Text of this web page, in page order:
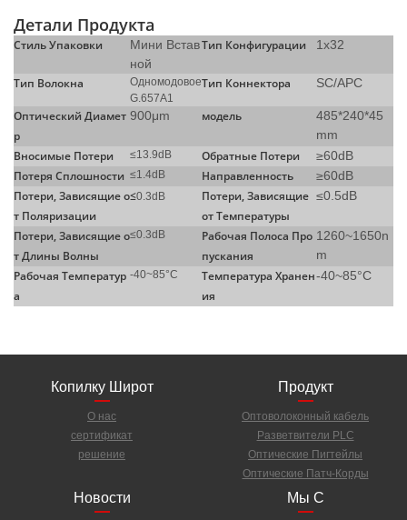
Детали Продукта
Стиль Упаковки
Мини Встав
ной
Тип Конфигурации 1x32
Тип Волокна
Одномодовое
G.657A1
Тип Коннектора SC/APC
Оптический Диамет
р
900μm модель
485*240*45
mm
Вносимые Потери ≤13.9dB Обратные Потери ≥60dB
Потеря Сплошности ≤1.4dB Направленность ≥60dB
Потери, Зависящие о
т Поляризации
≤0.3dB
Потери, Зависящие
от Температуры
≤0.5dB
Потери, Зависящие о
т Длины Волны
≤0.3dB
Рабочая Полоса Про
пускания
1260~1650n
m
Рабочая Температур
а
-40~85°C
Температура Хранен
ия
-40~85°C
Копилку Широт
О нас
сертификат
решение
Продукт
Оптоволоконный кабель
Разветвители PLC
Оптические Пигтейлы
Оптические Патч-Корды
Новости Мы С